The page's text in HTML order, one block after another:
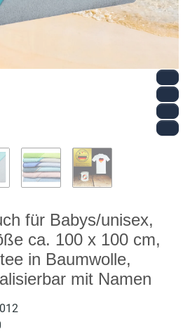
für Babys/unisex,
ca. 100 x 100 cm,
in Baumwolle,
mit Namen